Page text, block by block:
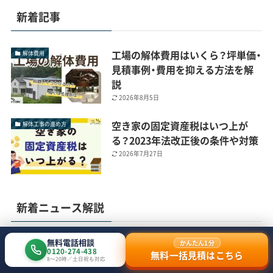
新着記事
解体費用
工場の解体費用はいくら？坪単価・
見積事例・費用を抑える方法を解
説
2026年8月5日
解体工事の進め方
空き家の固定資産税はいつ上が
る？2023年法改正後の条件や対策
2026年7月27日
新着ニュース解説
【解体ニュース解説】解体工事中の
空き家から人骨発見 長崎県西海市
無料電話相談
0120-274-438
8〜20時／土日祝も対応
かんたん1分
無料一括見積はこちら